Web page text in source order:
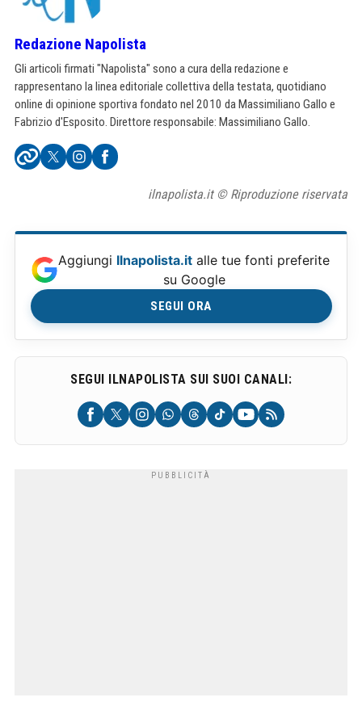
Redazione Napolista
Gli articoli firmati "Napolista" sono a cura della redazione e
rappresentano la linea editoriale collettiva della testata, quotidiano
online di opinione sportiva fondato nel 2010 da Massimiliano Gallo e
Fabrizio d'Esposito. Direttore responsabile: Massimiliano Gallo.
ilnapolista.it © Riproduzione riservata
Aggiungi Ilnapolista.it alle tue fonti preferite
su Google
SEGUI ORA
SEGUI ILNAPOLISTA SUI SUOI CANALI: